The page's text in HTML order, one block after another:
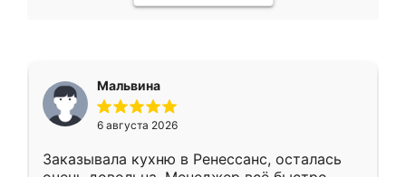
Мальвина
6 августа 2026
Заказывала кухню в Ренессанс, осталась